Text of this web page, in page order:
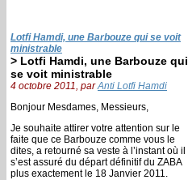
Lotfi Hamdi, une Barbouze qui se voit
ministrable
> Lotfi Hamdi, une Barbouze qui
se voit ministrable
4 octobre 2011, parAnti Lotfi Hamdi
Bonjour Mesdames, Messieurs,
Je souhaite attirer votre attention sur le
faite que ce Barbouze comme vous le
dites, a retourné sa veste à l’instant où il
s’est assuré du départ définitif du ZABA
plus exactement le 18 Janvier 2011.